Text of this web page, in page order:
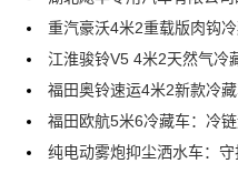
重汽豪沃4米2重载版肉钩
江淮骏铃V5 4米2天然气冷
福田奥铃速运4米2新款冷
福田欧航5米6冷藏车：冷
纯电动雾炮抑尘洒水车：